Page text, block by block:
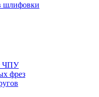
шлифовки
ЧПУ
фрез